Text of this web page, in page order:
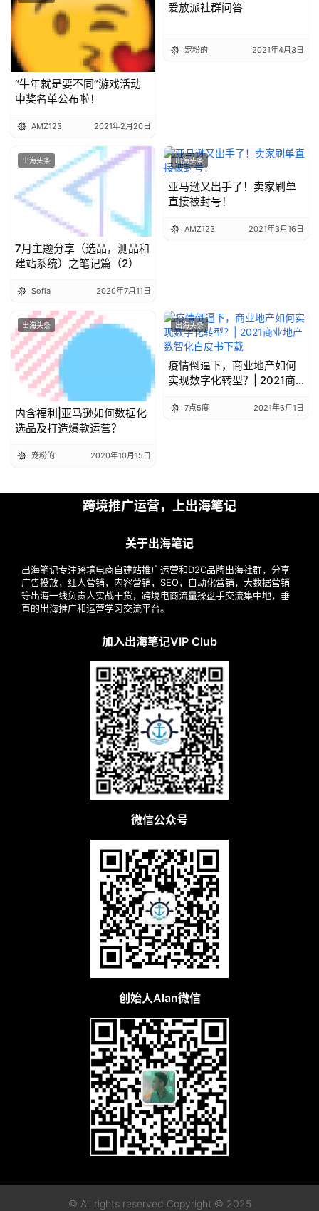
“牛年就是要不同”游戏活动
中奖名单公布啦！
AMZ123 2021年2月20日
爱放派社群问答
宠粉的 2021年4月3日
出海头条
7月主题分享（选品，测品和
建站系统）之笔记篇（2）
Sofia 2020年7月11日
出海头条
亚马逊又出手了！卖家刷单
直接被封号！
AMZ123 2021年3月16日
出海头条
内含福利|亚马逊如何数据化
选品及打造爆款运营？
宠粉的 2020年10月15日
出海头条
疫情倒逼下，商业地产如何
实现数字化转型？| 2021商
7点5度 2021年6月1日
跨境推广运营，上出海笔记
关于出海笔记
出海笔记专注跨境电商自建站推广运营和D2C品牌出海社群，分享
广告投放，红人营销，内容营销，SEO，自动化营销，大数据营销
等出海一线负责人实战干货，跨境电商流量操盘手交流集中地，垂
直的出海推广和运营学习交流平台。
加入出海笔记VIP Club
微信公众号
创始人Alan微信
© All rights reserved Copyright © 2025